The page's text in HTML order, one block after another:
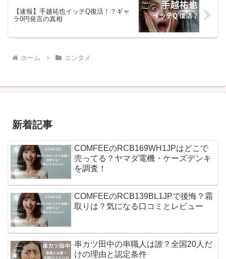
【速報】手越祐也イッテQ復活！？ギャ
ラ0円発言の真相
ホーム エンタメ
新着記事
COMFEEのRCB169WH1JPはどこで
売ってる？ヤマダ電機・ケーズデンキ
を調査！
COMFEEのRCB139BL1JPで後悔？霜
取りは？気になる口コミとレビュー
串カツ田中の串職人は誰？全国20人だ
けの理由と認定条件